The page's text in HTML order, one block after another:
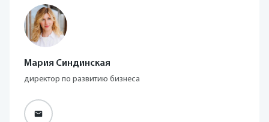
Мария Синдинская
директор по развитию бизнеса